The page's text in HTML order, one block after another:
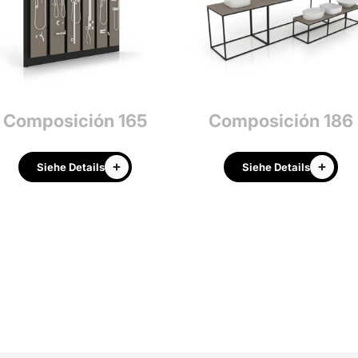
Composición 165
Siehe Details
Composición 186
Siehe Details